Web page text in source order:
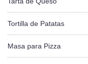
Tortilla de Patatas
Masa para Pizza